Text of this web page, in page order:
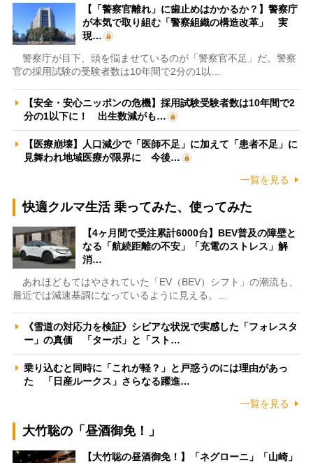
【「警察官離れ」に歯止めはかかるか？】警察庁
が本気で取り組む「警察組織の構造改革」 実
現…
警察庁が目下、頭を悩ませているのが「警察官不足」だ。警察
官の採用試験の受験者数は10年間で2分の1以…
【安全・安心ニッポンの危機】採用試験受験者数は10年間で2
分の1以下に！ 出生数減がも…
【医療崩壊】人口減少で「医師不足」に加えて「患者不足」に
見舞われ地域医療が限界に 今後…
一覧を見る
快適クルマ生活 乗ってみた、使ってみた
【4ヶ月間で受注累計6000台】BEV普及の障壁と
なる「航続距離の不安」「充電のストレス」解
消…
あれほどもてはやされていた「EV（BEV）シフト」の潮流も、
最近では減速基調になっているように見える。…
《雪道の対応力を検証》シビアな状況で実感した「フォレスタ
ー」の真価 「ターボ」と「スト…
乗り込むと同時に「これが軽？」と戸惑うのには理由があっ
た 「日産ルークス」さらなる躍進…
一覧を見る
大竹聡の「昼酒御免！」
【大竹聡の昼酒御免！】「ネグローニ」「山崎」